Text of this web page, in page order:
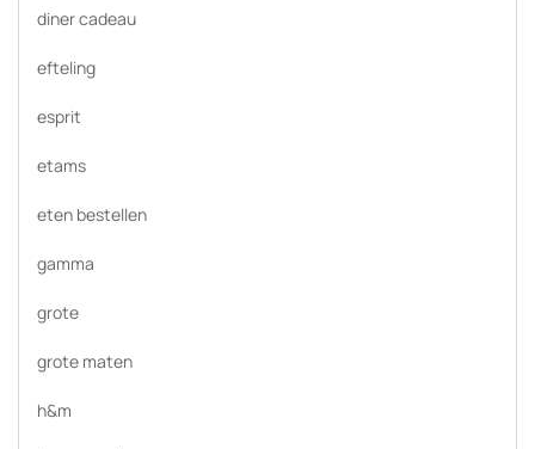
diner cadeau
efteling
esprit
etams
eten bestellen
gamma
grote
grote maten
h&m